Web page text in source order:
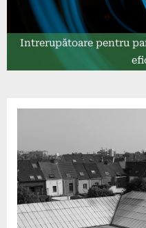
Intrerupătoare pentru